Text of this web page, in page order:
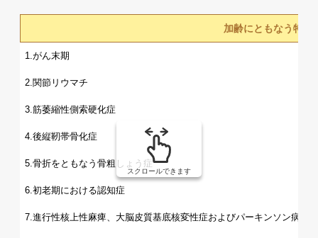
加齢にともなう特定
1.がん末期
2.関節リウマチ
3.筋萎縮性側索硬化症
4.後縦靭帯骨化症
5.骨折をともなう骨粗しょう症
6.初老期における認知症
7.進行性核上性麻痺、大脳皮質基底核変性症およびパーキンソン病
スクロールできます